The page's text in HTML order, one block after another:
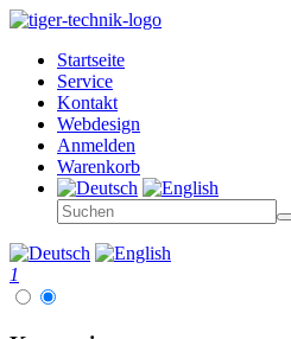
Startseite
Service
Kontakt
Webdesign
Anmelden
Warenkorb
1